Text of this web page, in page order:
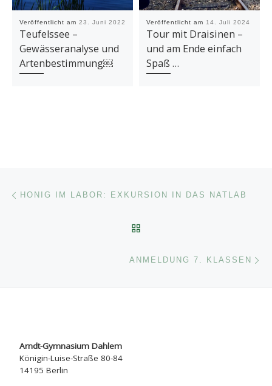
Veröffentlicht am 23. Juni 2022
Teufelssee –
Gewässeranalyse und
Artenbestimmung￼
Veröffentlicht am 14. Juli 2024
Tour mit Draisinen –
und am Ende einfach
Spaß …
Beitragsnavigation
HONIG IM LABOR: EXKURSION IN DAS NATLAB
ANMELDUNG 7. KLASSEN
Arndt-Gymnasium Dahlem
Königin-Luise-Straße 80-84
14195 Berlin